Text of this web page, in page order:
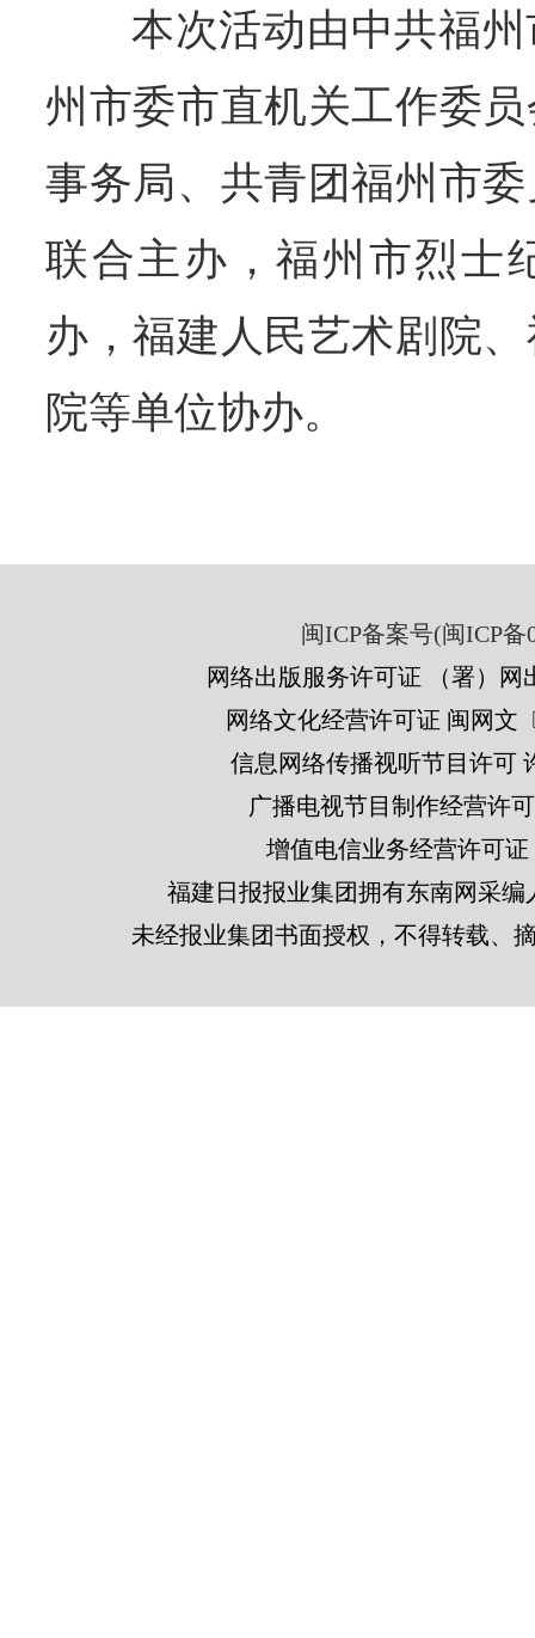
本次活动由中共福
州市委市直机关工作委
事务局、共青团福州市
联合主办，福州市烈士
办，福建人民艺术剧院
院等单位协办。
闽ICP备案号(闽ICP备
网络出版服务许可证 （署）网
网络文化经营许可证 闽网文
信息网络传播视听节目许可
广播电视节目制作经营许
增值电信业务经营许可证
福建日报报业集团拥有东南网采
未经报业集团书面授权，不得转载、